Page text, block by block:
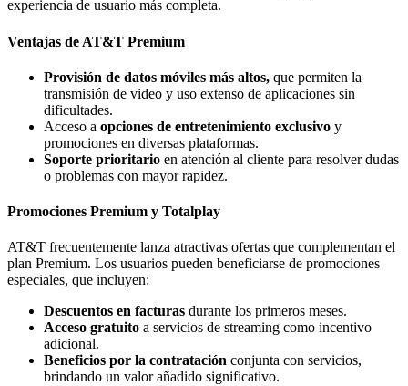
experiencia de usuario más completa.
Ventajas de AT&T Premium
Provisión de datos móviles más altos, que permiten la
transmisión de video y uso extenso de aplicaciones sin
dificultades.
Acceso a opciones de entretenimiento exclusivo y
promociones en diversas plataformas.
Soporte prioritario en atención al cliente para resolver dudas
o problemas con mayor rapidez.
Promociones Premium y Totalplay
AT&T frecuentemente lanza atractivas ofertas que complementan el
plan Premium. Los usuarios pueden beneficiarse de promociones
especiales, que incluyen:
Descuentos en facturas durante los primeros meses.
Acceso gratuito a servicios de streaming como incentivo
adicional.
Beneficios por la contratación conjunta con servicios,
brindando un valor añadido significativo.